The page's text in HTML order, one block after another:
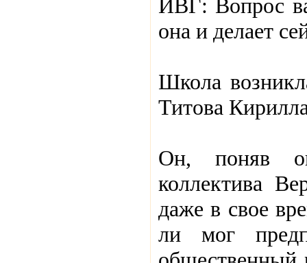
ИВГ: Вопрос
она и делает
Школа
Титова
Он, поняв
коллектива
даже в свое
ли мог